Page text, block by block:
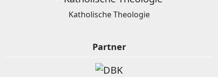
Katholische Theologie
Partner